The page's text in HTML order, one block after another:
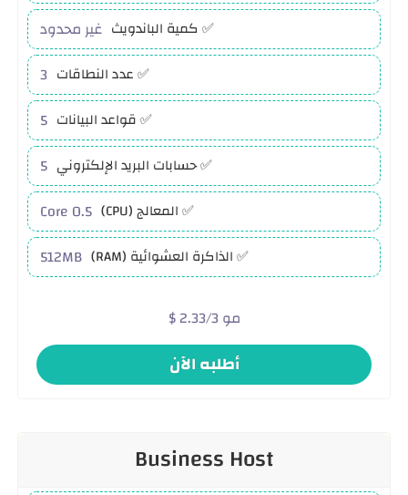
غير محدود ✅ كمية الباندويث
3 ✅ عدد النطاقات
5 ✅ قواعد البيانات
5 ✅ حسابات البريد الإلكتروني
0.5 Core ✅ المعالج (CPU)
512MB ✅ الذاكرة العشوائية (RAM)
$ 2.33/3 مو
أطلبه الآن
Business Host